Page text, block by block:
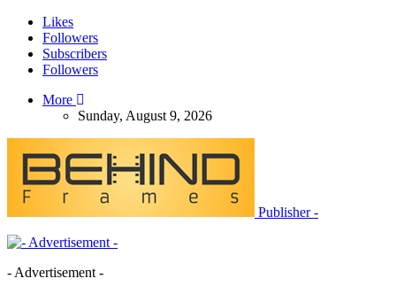
Likes
Followers
Subscribers
Followers
More
Sunday, August 9, 2026
Publisher -
- Advertisement -